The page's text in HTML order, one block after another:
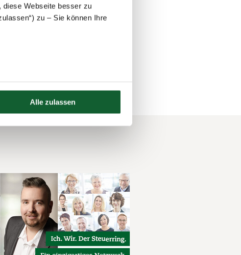
diese Webseite besser zu
zu – Sie können Ihre
Alle zulassen
und gefühlt